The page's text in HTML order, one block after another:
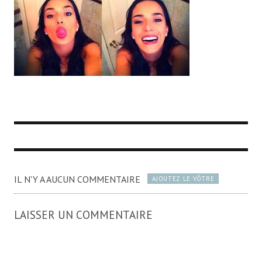
IL N'Y A AUCUN COMMENTAIRE AJOUTEZ LE VÔTRE
LAISSER UN COMMENTAIRE